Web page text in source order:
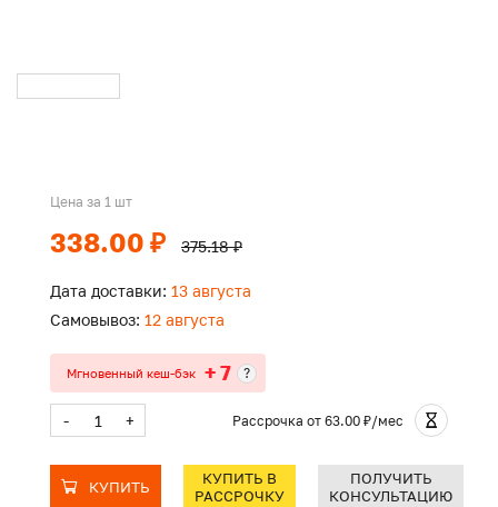
Цена за 1 шт
338.00 ₽ 375.18 ₽
Дата доставки: 13 августа
Самовывоз: 12 августа
Мгновенный кеш-бэк + 7 ?
- + Рассрочка от 63.00 ₽/мес
КУПИТЬ
КУПИТЬ В
РАССРОЧКУ
ПОЛУЧИТЬ
КОНСУЛЬТАЦИЮ